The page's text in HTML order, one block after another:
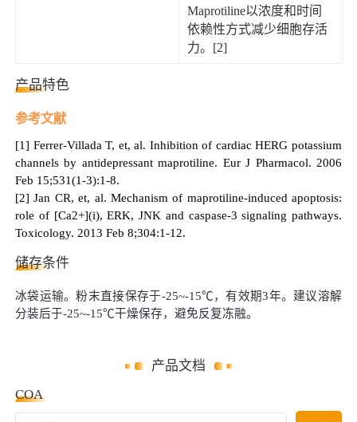
Maprotiline以浓度和时间
依赖性方式减少细胞存活
力。[2]
产品特色
参考文献
[1] Ferrer-Villada T, et, al. Inhibition of cardiac HERG potassium
channels by antidepressant maprotiline. Eur J Pharmacol. 2006
Feb 15;531(1-3):1-8.
[2] Jan CR, et, al. Mechanism of maprotiline-induced apoptosis:
role of [Ca2+](i), ERK, JNK and caspase-3 signaling pathways.
Toxicology. 2013 Feb 8;304:1-12.
储存条件
冰袋运输。粉末直接保存于-25~-15℃，有效期3年。建议溶解
分装后于-25~-15℃干燥保存，避免反复冻融。
产品文档
COA